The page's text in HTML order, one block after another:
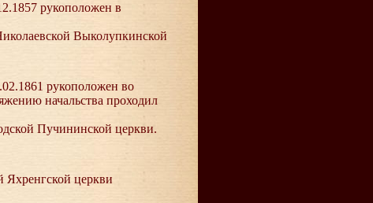
рукоположен в
Выколупкинской
рукоположен во
начальства проходил
Пучининской церкви.
Яхренгской церкви